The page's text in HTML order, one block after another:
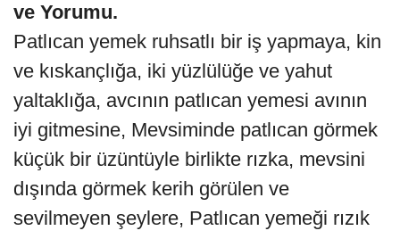
ve Yorumu.
Patlıcan yemek ruhsatlı bir iş yapmaya, kin
ve kıskançlığa, iki yüzlülüğe ve yahut
yaltaklığa, avcının patlıcan yemesi avının
iyi gitmesine, Mevsiminde patlıcan görmek
küçük bir üzüntüyle birlikte rızka, mevsini
dışında görmek kerih görülen ve
sevilmeyen şeylere, Patlıcan yemeği rızık